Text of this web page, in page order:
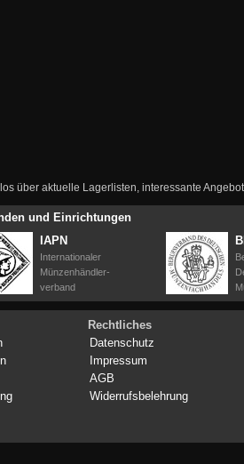
über aktuelle Lagerlisten, interessante
und Einrichtungen
IAPN
Internationaler
Münzenhändler-
verband
Rechtliches
Datenschutz
Impressum
AGB
Widerrufsbelehrung